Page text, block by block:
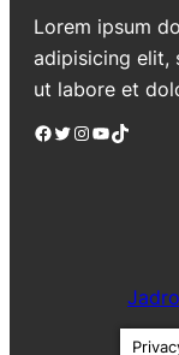
Lorem ipsum
adipisicing elit,
ut labore et
Facebook Twitter Instagram YouTube TikTok
Jadro